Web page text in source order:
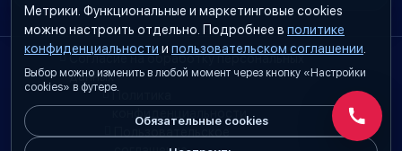
Согласие на обработку персональных
данных
Политика
конфиденциальности
Метрики. Функциональные и маркетинговые cookies
можно настроить отдельно. Подробнее в политике
конфиденциальности и пользовательском соглашении
Выбор можно изменить в любой момент через кнопку «Настройки
cookies» в футере.
Обязательные cookies